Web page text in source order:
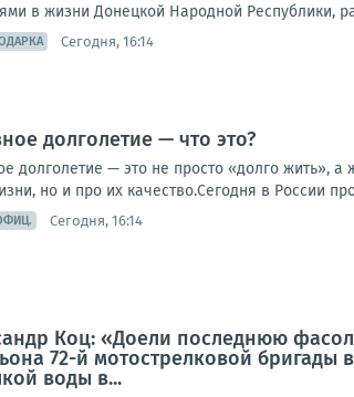
в жизни Донецкой Народной Республики,
Сегодня, 16:14
долголетие — что это?
долголетие — это не просто «долго жить»,
но и про их качество.Сегодня в России
Сегодня, 16:14
Коц: «Доели последнюю
72-й мотострелковой
воды в...